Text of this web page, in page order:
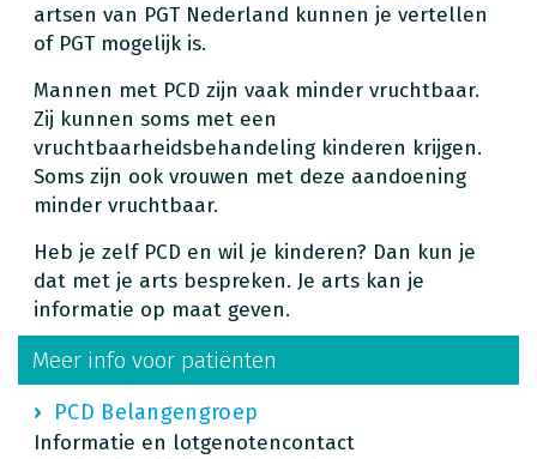
artsen van PGT Nederland kunnen je vertellen
of PGT mogelijk is.
Mannen met PCD zijn vaak minder vruchtbaar.
Zij kunnen soms met een
vruchtbaarheidsbehandeling kinderen krijgen.
Soms zijn ook vrouwen met deze aandoening
minder vruchtbaar.
Heb je zelf PCD en wil je kinderen? Dan kun je
dat met je arts bespreken. Je arts kan je
informatie op maat geven.
Meer info voor patiënten
PCD Belangengroep
Informatie en lotgenotencontact